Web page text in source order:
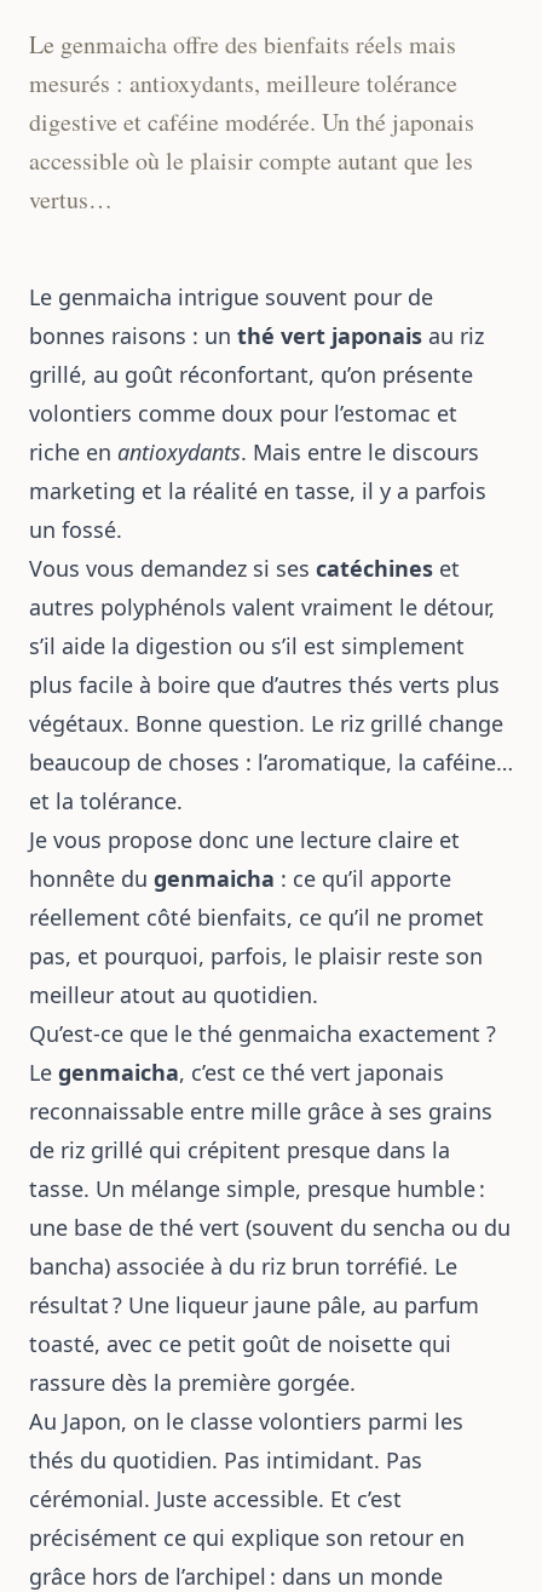
Le genmaicha offre des bienfaits réels mais
mesurés : antioxydants, meilleure tolérance
digestive et caféine modérée. Un thé japonais
accessible où le plaisir compte autant que les
vertus…
Le genmaicha intrigue souvent pour de
bonnes raisons : un thé vert japonais au riz
grillé, au goût réconfortant, qu’on présente
volontiers comme doux pour l’estomac et
riche en antioxydants. Mais entre le discours
marketing et la réalité en tasse, il y a parfois
un fossé.
Vous vous demandez si ses catéchines et
autres polyphénols valent vraiment le détour,
s’il aide la digestion ou s’il est simplement
plus facile à boire que d’autres thés verts plus
végétaux. Bonne question. Le riz grillé change
beaucoup de choses : l’aromatique, la caféine…
et la tolérance.
Je vous propose donc une lecture claire et
honnête du genmaicha : ce qu’il apporte
réellement côté bienfaits, ce qu’il ne promet
pas, et pourquoi, parfois, le plaisir reste son
meilleur atout au quotidien.
Qu’est-ce que le thé genmaicha exactement ?
Le genmaicha, c’est ce thé vert japonais
reconnaissable entre mille grâce à ses grains
de riz grillé qui crépitent presque dans la
tasse. Un mélange simple, presque humble :
une base de thé vert (souvent du sencha ou du
bancha) associée à du riz brun torréfié. Le
résultat ? Une liqueur jaune pâle, au parfum
toasté, avec ce petit goût de noisette qui
rassure dès la première gorgée.
Au Japon, on le classe volontiers parmi les
thés du quotidien. Pas intimidant. Pas
cérémonial. Juste accessible. Et c’est
précisément ce qui explique son retour en
grâce hors de l’archipel : dans un monde